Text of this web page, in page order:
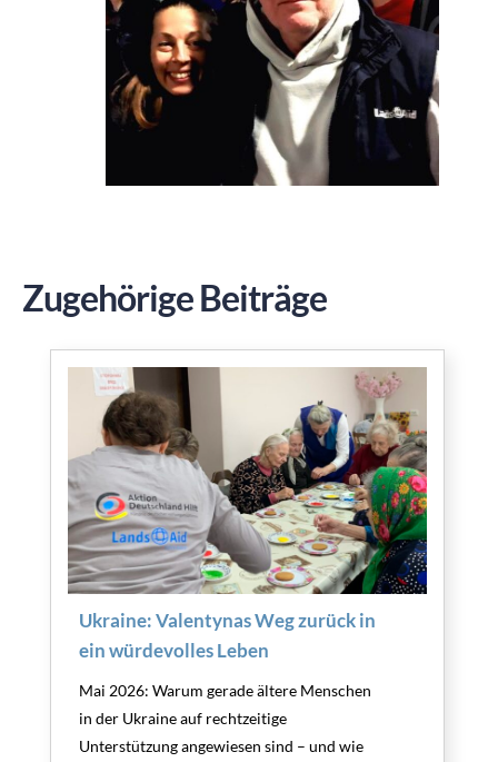
Zugehörige Beiträge
Ukraine: Valentynas Weg zurück in
ein würdevolles Leben
Mai 2026: Warum gerade ältere Menschen
in der Ukraine auf rechtzeitige
Unterstützung angewiesen sind – und wie